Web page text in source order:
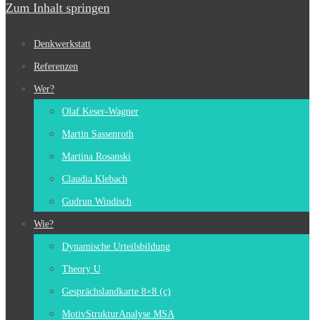
Zum Inhalt springen
Denkwerkstatt
Referenzen
Wer?
Olaf Keser-Wagner
Martin Sassenroth
Martina Rosanski
Claudia Klebach
Gudrun Windisch
Wie?
Dynamische Urteilsbildung
Theory U
Gesprächslandkarte 8×8 (c)
MotivStrukturAnalyse MSA